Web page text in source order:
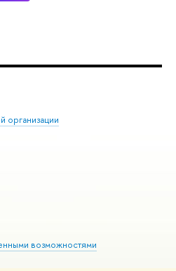
организации
возможностями